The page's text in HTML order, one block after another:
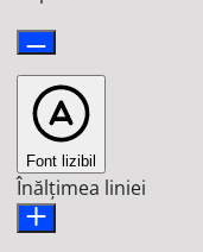
Font lizibil
Înălțimea liniei